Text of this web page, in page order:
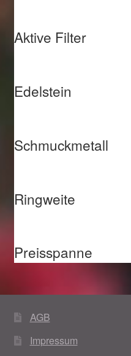
Aktive Filter
Edelstein
Schmuckmetall
Ringweite
Preisspanne
AGB
Impressum